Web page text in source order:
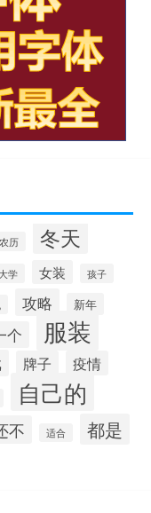
农历 冬天
学 女装 孩子
攻略 新年
个 服装
牌子 疫情
自己的
不 适合 都是